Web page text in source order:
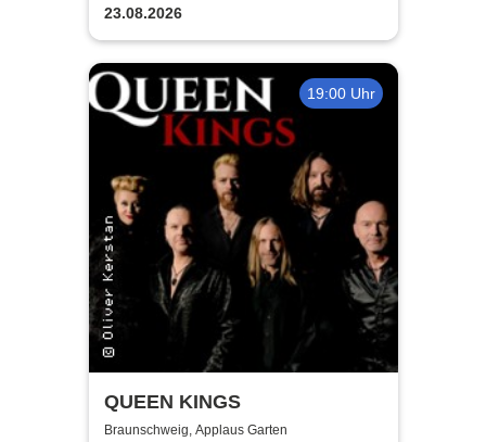
23.08.2026
19:00 Uhr
QUEEN KINGS
Braunschweig, Applaus Garten